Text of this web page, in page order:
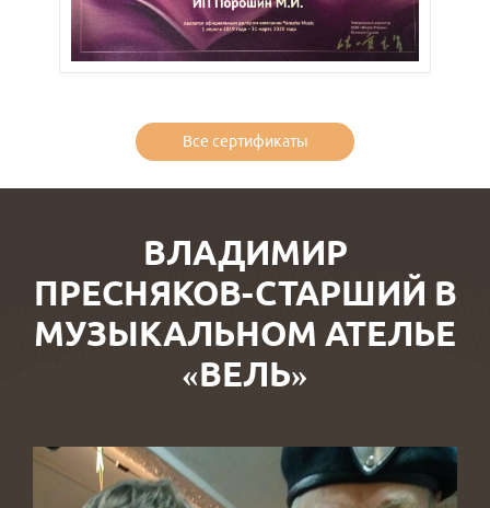
Все сертификаты
ВЛАДИМИР
ПРЕСНЯКОВ-СТАРШИЙ В
МУЗЫКАЛЬНОМ АТЕЛЬЕ
«ВЕЛЬ»